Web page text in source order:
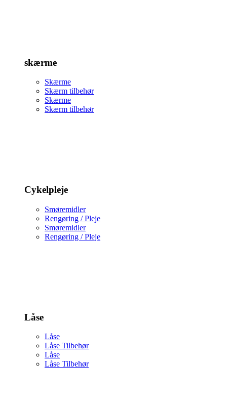
skærme
Skærme
Skærm tilbehør
Skærme
Skærm tilbehør
Cykelpleje
Smøremidler
Rengøring / Pleje
Smøremidler
Rengøring / Pleje
Låse
Låse
Låse Tilbehør
Låse
Låse Tilbehør